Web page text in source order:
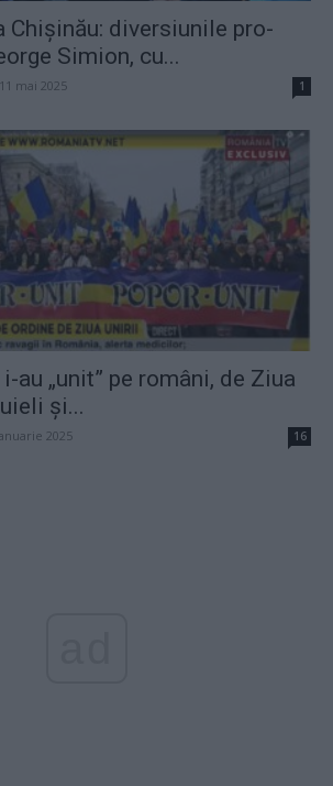
Chișinău: diversiunile pro-
Simion, cu...
mai 2025 1
au „unit” pe români, de Ziua
și...
2025 16